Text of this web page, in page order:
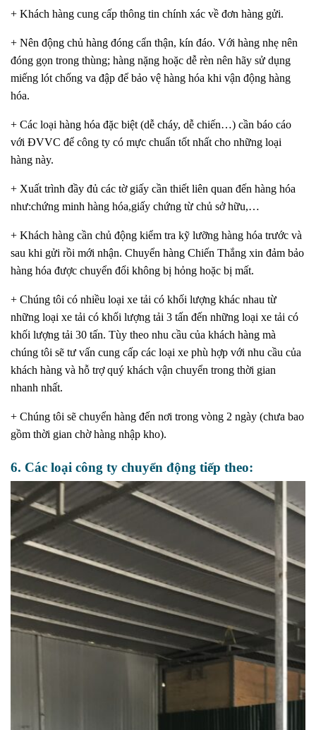
+ Khách hàng cung cấp thông tin chính xác về đơn hàng gửi.
+ Nên động chủ hàng đóng cẩn thận, kín đáo. Với hàng nhẹ nên
đóng gọn trong thùng; hàng nặng hoặc dễ rèn nên hãy sử dụng
miếng lót chống va đập để bảo vệ hàng hóa khi vận động hàng
hóa.
+ Các loại hàng hóa đặc biệt (dễ cháy, dễ chiến…) cần báo cáo
với ĐVVC để công ty có mực chuẩn tốt nhất cho những loại
hàng này.
+ Xuất trình đầy đủ các tờ giấy cần thiết liên quan đến hàng hóa
như:chứng minh hàng hóa,giấy chứng từ chủ sở hữu,…
+ Khách hàng cần chủ động kiểm tra kỹ lưỡng hàng hóa trước và
sau khi gửi rồi mới nhận. Chuyển hàng Chiến Thắng xin đảm bảo
hàng hóa được chuyển đổi không bị hỏng hoặc bị mất.
+ Chúng tôi có nhiều loại xe tải có khối lượng khác nhau từ
những loại xe tải có khối lượng tải 3 tấn đến những loại xe tải có
khối lượng tải 30 tấn. Tùy theo nhu cầu của khách hàng mà
chúng tôi sẽ tư vấn cung cấp các loại xe phù hợp với nhu cầu của
khách hàng và hỗ trợ quý khách vận chuyển trong thời gian
nhanh nhất.
+ Chúng tôi sẽ chuyển hàng đến nơi trong vòng 2 ngày (chưa bao
gồm thời gian chờ hàng nhập kho).
6. Các loại công ty chuyển động tiếp theo: